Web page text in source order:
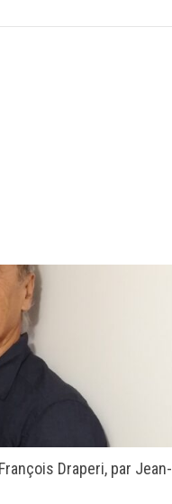
Draperi, par Jean-